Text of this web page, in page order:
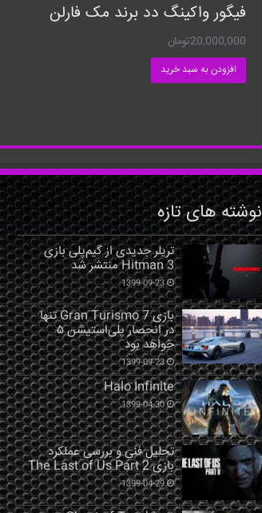
فیگور واکینگ دد برند مک فارلن
20,000,000تومان
افزودن به سبد خرید
نوشته های تازه
تریلر جدیدی از گیم‌پلی بازی
Hitman 3 منتشر شد
1399-09-23
بازی Gran Turismo 7 تنها
در انحصار پلی‌استیشن ۵
خواهد بود
1399-09-23
Halo Infinite
1399-04-30
تحلیل فنی و بررسی عملکرد
بازی The Last of Us Part 2
1399-04-29